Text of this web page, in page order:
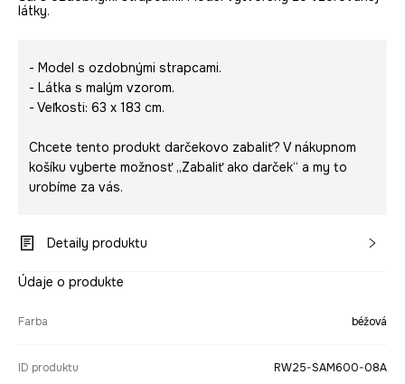
látky.
- Model s ozdobnými strapcami.
- Látka s malým vzorom.
- Veľkosti: 63 x 183 cm.
Chcete tento produkt darčekovo zabaliť? V nákupnom
košíku vyberte možnosť „Zabaliť ako darček“ a my to
urobíme za vás.
Detaily produktu
Údaje o produkte
Farba béžová
ID produktu RW25-SAM600-08A